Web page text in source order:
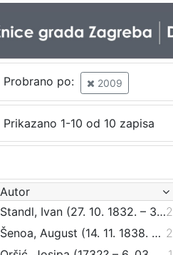
Probrano po: 2009
Prikazano 1-10 od 10 zapisa
Autor
Standl, Ivan (27. 10. 1832. – 30. 8. 1897.)2
Šenoa, August (14. 11. 1838. – 13. 12. 1881.) 2